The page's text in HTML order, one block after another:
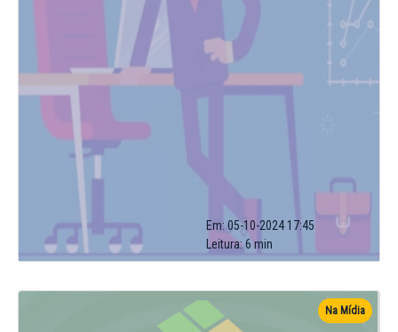
Em: 05-10-2024 17:45
Leitura: 6 min
Na Mídia